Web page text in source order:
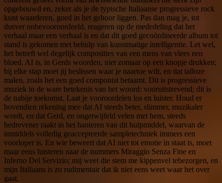
opgebouwd en, zeker als je de typische Italiaanse progressieve rock
kunt waarderen, goed in het gehoor liggen. Pas dan mag je, tot
dusver onbevooroordeeld, reageren op de mededeling dat het
verhaal maar een verhaal is en dat dit goed gecoördineerde album tot
stand is gekomen met behulp van kunstmatige intelligentie. Let wel,
het betreft wel degelijk composities van een mens van vlees een
bloed. AI is, in Gerds woorden, niet zomaar op een knopje drukken;
bij elke stap moet jij beslissen waar je naartoe wilt, en dat talloze
malen, zoals het een goed componist betaamt. Dit is progressieve
muziek in de ware betekenis van het woord: vooruitstrevend; dit is
de nabije toekomst. Laat je vooroordelen los en luister. Houd er
bovendien rekening mee dat AI steeds beter, slimmer, muzikaler
wordt, en dat Gerd, en ongetwijfeld velen met hem, steeds
bedrevener raakt in het hanteren van dit hulpmiddel, waarvan de
inmiddels volledig geaccepteerde sampletechniek immers een
voorloper is. En wie beweert dat AI niet tot emotie in staat is, moet
maar eens luisteren naar de nummers Miraggio Senza Fine en
Inferno Del Servizio; mij weet die stem me kippenvel tebezorgen, en
mijn Italiaans is zo rudimentair dat ik niet eens weet waar het over
gaat.